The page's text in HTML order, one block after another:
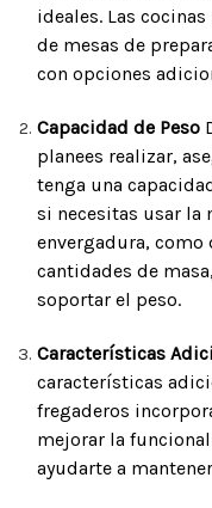
ideales. Las
de mesas de
con opciones
Capacidad de Peso
planees realizar,
tenga una
si necesitas usar la
envergadura, como
cantidades de
soportar el peso.
Características
características
fregaderos
mejorar la
ayudarte a